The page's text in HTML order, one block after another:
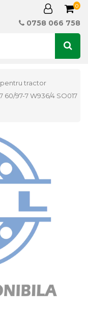
0
0758 066 758
tractor
60/97-7 W936/4 SO017